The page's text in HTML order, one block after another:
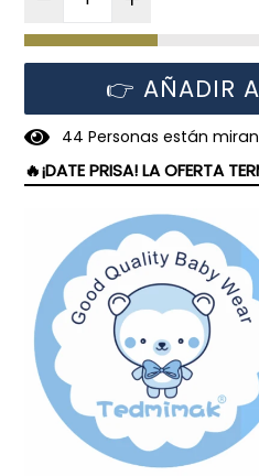
👉 AÑADIR
44 Personas están
🔥¡DATE PRISA! LA OFERTA